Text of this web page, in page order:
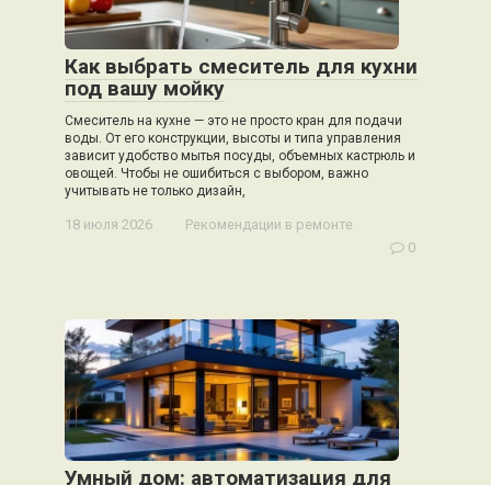
Как выбрать смеситель для кухни
под вашу мойку
Смеситель на кухне — это не просто кран для подачи
воды. От его конструкции, высоты и типа управления
зависит удобство мытья посуды, объемных кастрюль и
овощей. Чтобы не ошибиться с выбором, важно
учитывать не только дизайн,
18 июля 2026
Рекомендации в ремонте
0
Умный дом: автоматизация для